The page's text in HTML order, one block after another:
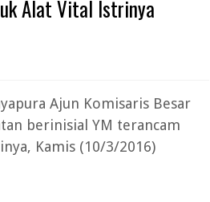
Alat Vital Istrinya
Ajun Komisaris Besar
berinisial YM terancam
Kamis (10/3/2016)